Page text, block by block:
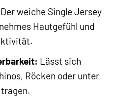
Der weiche Single Jersey
Hautgefühl und
Lässt sich
Röcken oder unter
tragen.